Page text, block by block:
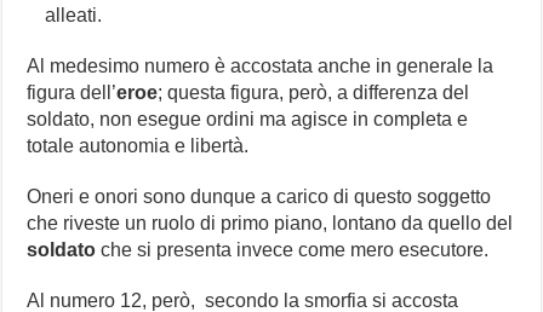
alleati.
Al medesimo numero è accostata anche in generale la
figura dell’eroe; questa figura, però, a differenza del
soldato, non esegue ordini ma agisce in completa e
totale autonomia e libertà.
Oneri e onori sono dunque a carico di questo soggetto
che riveste un ruolo di primo piano, lontano da quello del
soldato che si presenta invece come mero esecutore.
Al numero 12, però, secondo la smorfia si accosta